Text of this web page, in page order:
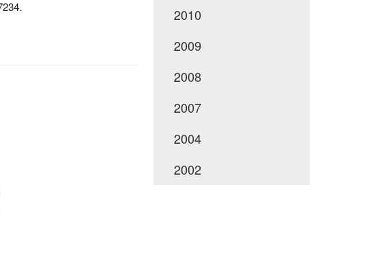
2010
2009
2008
2007
2004
2002